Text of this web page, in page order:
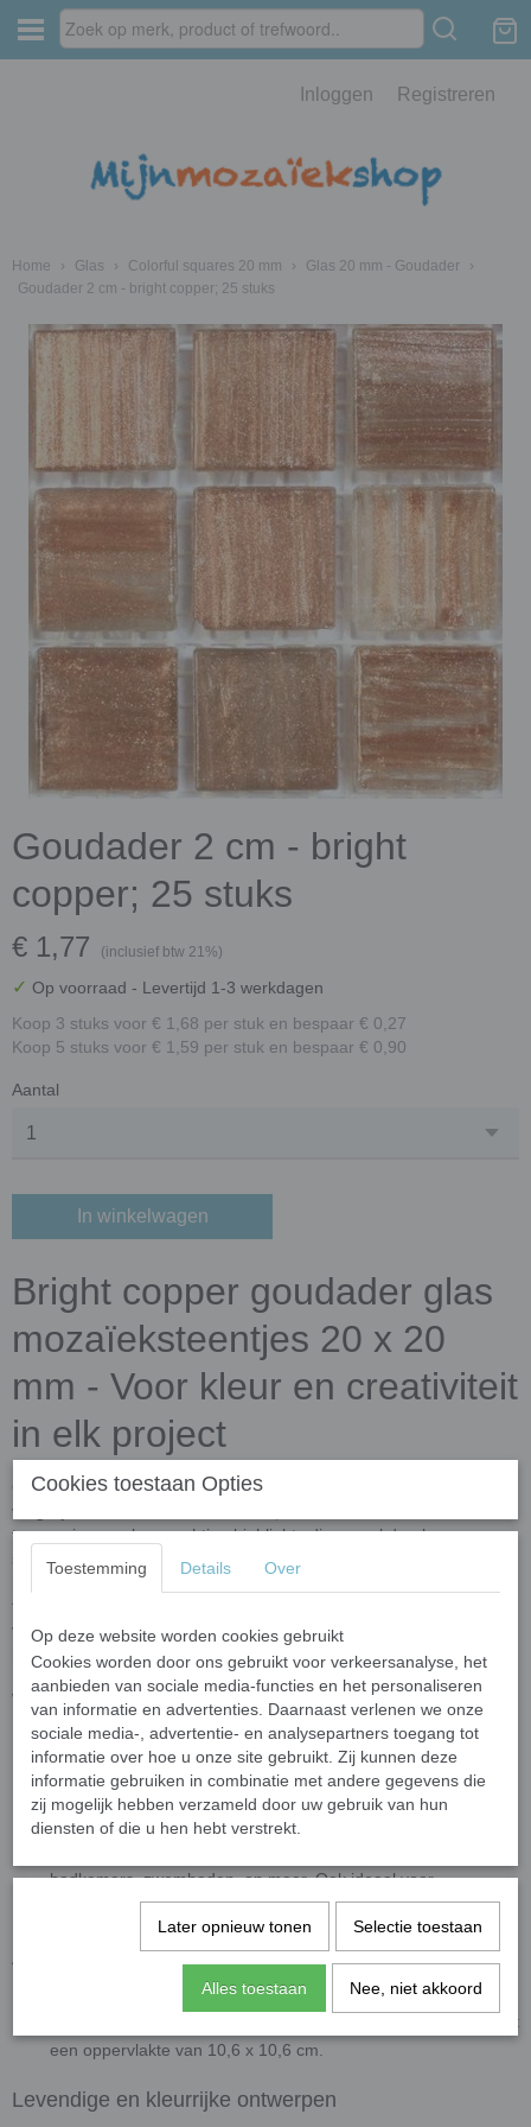
Inloggen Registreren
Home › Glas › Colorful squares 20 mm › Glas 20 mm - Goudader
›
Goudader 2 cm - bright copper; 25 stuks
Goudader 2 cm - bright
copper; 25 stuks
€ 1,77 (inclusief btw 21%)
✓ Op voorraad - Levertijd 1-3 werkdagen
Koop 3 stuks voor € 1,68 per stuk en bespaar € 0,27
Koop 5 stuks voor € 1,59 per stuk en bespaar € 0,90
Aantal
In winkelwagen
Bright copper goudader glas
mozaïeksteentjes 20 x 20
mm - Voor kleur en creativiteit
in elk project
Goldlink Aventurine, onze goudader collectie (goldlink) is
vergelijkbaar met onze
toevoeging van koperachtige highlights die overal doorheen
stromen. Aventurijn wordt toegevoegd aan het gesmolten glas om
rijke metaalachtige highlights en het uiterlijk van een halfedelsteen
toe te voegen. Transparantie varieert van kleur tot kleur en er is
variatie per steentje dat leven en levendigheid verleent aan
mozaïekcreaties.
Waarom kiezen voor onze goudader glassteentjes?
Hoogwaardige kwaliteit : UV- en vorstbestendig, perfect voor
binnen- en buitentoepassingen.
Gemakkelijk te verwerken
: Eenvoudig op maat te knippen
met een wieltjestang, voor maximale flexibiliteit in ontwerp.
badkamers, zwembaden, en meer. Ook ideaal voor
architectuur en creatieve hobbyprojecten.
Afmetingen
: 20 x 20 mm groot en 4 mm dik.
: Geleverd op papier of gaas per 25 steentjes, met
een oppervlakte van 10,6 x 10,6 cm.
Levendige en kleurrijke ontwerpen
Cookies toestaan Opties
Toestemming Details Over
Op deze website worden cookies gebruikt
Cookies worden door ons gebruikt voor verkeersanalyse, het
aanbieden van sociale media-functies en het personaliseren
van informatie en advertenties. Daarnaast verlenen we onze
sociale media-, advertentie- en analysepartners toegang tot
informatie over hoe u onze site gebruikt. Zij kunnen deze
informatie gebruiken in combinatie met andere gegevens die
zij mogelijk hebben verzameld door uw gebruik van hun
diensten of die u hen hebt verstrekt.
Later opnieuw tonen Selectie toestaan
Alles toestaan Nee, niet akkoord